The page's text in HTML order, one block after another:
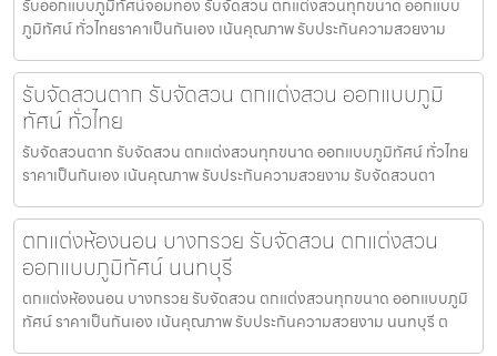
รับออกแบบภูมิทัศน์จอมทอง รับจัดสวน ตกแต่งสวนทุกขนาด ออกแบบ
ภูมิทัศน์ ทั่วไทยราคาเป็นกันเอง เน้นคุณภาพ รับประกันความสวยงาม
รับจัดสวนตาก รับจัดสวน ตกแต่งสวน ออกแบบภูมิ
ทัศน์ ทั่วไทย
รับจัดสวนตาก รับจัดสวน ตกแต่งสวนทุกขนาด ออกแบบภูมิทัศน์ ทั่วไทย
ราคาเป็นกันเอง เน้นคุณภาพ รับประกันความสวยงาม รับจัดสวนตา
ตกแต่งห้องนอน บางกรวย รับจัดสวน ตกแต่งสวน
ออกแบบภูมิทัศน์ นนทบุรี
ตกแต่งห้องนอน บางกรวย รับจัดสวน ตกแต่งสวนทุกขนาด ออกแบบภูมิ
ทัศน์ ราคาเป็นกันเอง เน้นคุณภาพ รับประกันความสวยงาม นนทบุรี ต